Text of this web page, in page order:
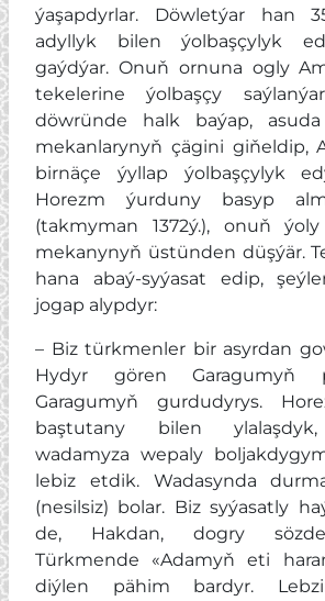
ýaşapdyrlar. Döwletýar han
adyllyk bilen ýolbaşçylyk
gaýdýar. Onuň ornuna ogly
tekelerine ýolbaşçy
döwründe halk baýap,
mekanlarynyň çägini giňeldip,
birnäçe ýyllap ýolbaşçylyk
Horezm ýurduny basyp
(takmyman 1372ý.), onuň
mekanynyň üstünden düşýär.
hana abaý-syýasat edip,
jogap alypdyr:
– Biz türkmenler bir asyrdan
Hydyr gören Garagumyň
Garagumyň gurdudyrys.
baştutany bilen ylalaşdyk,
wadamyza wepaly
lebiz etdik. Wadasynda
(nesilsiz) bolar. Biz syýasatly
de, Hakdan, dogry
Türkmende «Adamyň eti
diýlen pähim bardyr.